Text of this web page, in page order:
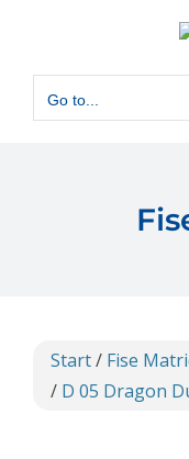
content
Go to...
Start/ Fise
/ D 05 Dragon